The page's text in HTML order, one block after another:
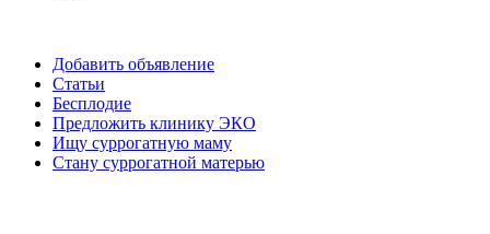
Добавить объявление
Статьи
Бесплодие
Предложить клинику ЭКО
Ищу суррогатную маму
Стану суррогатной матерью